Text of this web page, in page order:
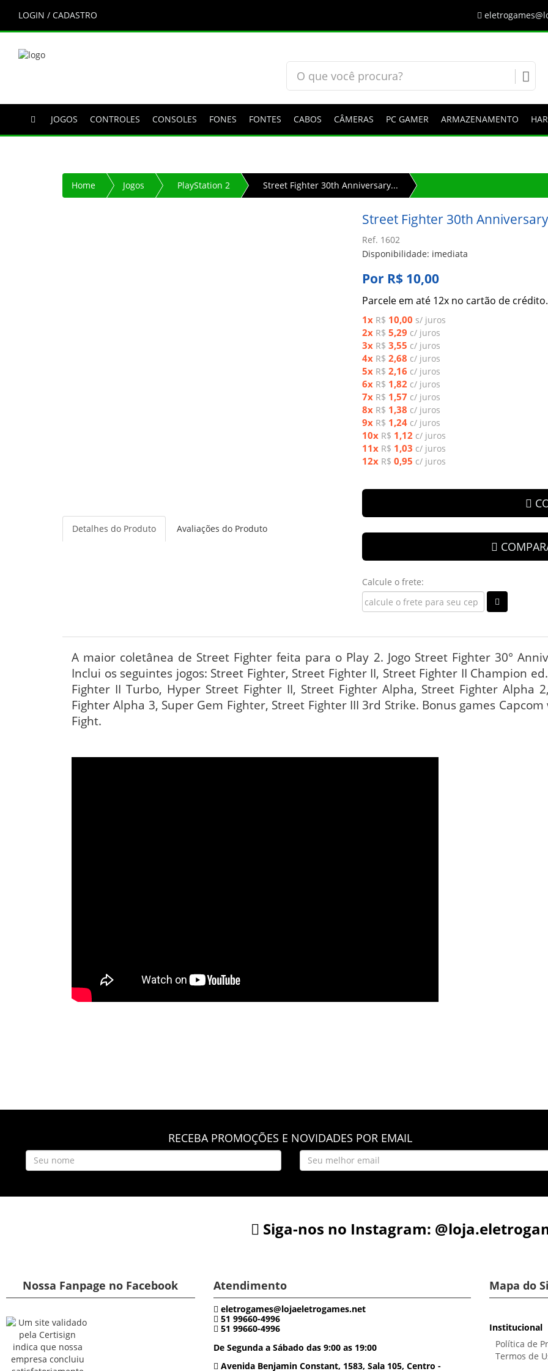
LOGIN / CADASTRO
JOGOS CONTROLES CONSOLES FONES FONTES CABOS CÂMERAS PC GAMER ARMAZENAMENTO
Home Jogos PlayStation 2 Street Fighter 30th Anniversary...
Street Fighter 30th
Ref. 1602
Disponibilidade: imediata
Por R$ 10,00
Parcele em até 12x no cartão de crédito.
1x R$ 10,00 s/ juros
2x R$ 5,29 c/ juros
3x R$ 3,55 c/ juros
4x R$ 2,68 c/ juros
5x R$ 2,16 c/ juros
6x R$ 1,82 c/ juros
7x R$ 1,57 c/ juros
8x R$ 1,38 c/ juros
9x R$ 1,24 c/ juros
10x R$ 1,12 c/ juros
11x R$ 1,03 c/ juros
12x R$ 0,95 c/ juros
Calcule o frete:
Detalhes do Produto Avaliações do Produto
A maior coletânea de Street Fighter feita para o Play 2. Jogo Street Fighter 30°
Inclui os seguintes jogos: Street Fighter, Street Fighter II, Street Fighter II Champion
Fighter II Turbo, Hyper Street Fighter II, Street Fighter Alpha, Street Fighter Alpha
Fighter Alpha 3, Super Gem Fighter, Street Fighter III 3rd Strike. Bonus games Capcom
Fight.
RECEBA PROMOÇÕES E NOVIDADES POR EMAIL
Siga-nos no Instagram:
Nossa Fanpage no Facebook Atendimento
eletrogames@lojaeletrogames.net
51 99660-4996
51 99660-4996
De Segunda a Sábado das 9:00 as 19:00
Avenida Benjamin Constant, 1583, Sala 105, Centro -
Mapa do
Institucional
Política de
Termos de